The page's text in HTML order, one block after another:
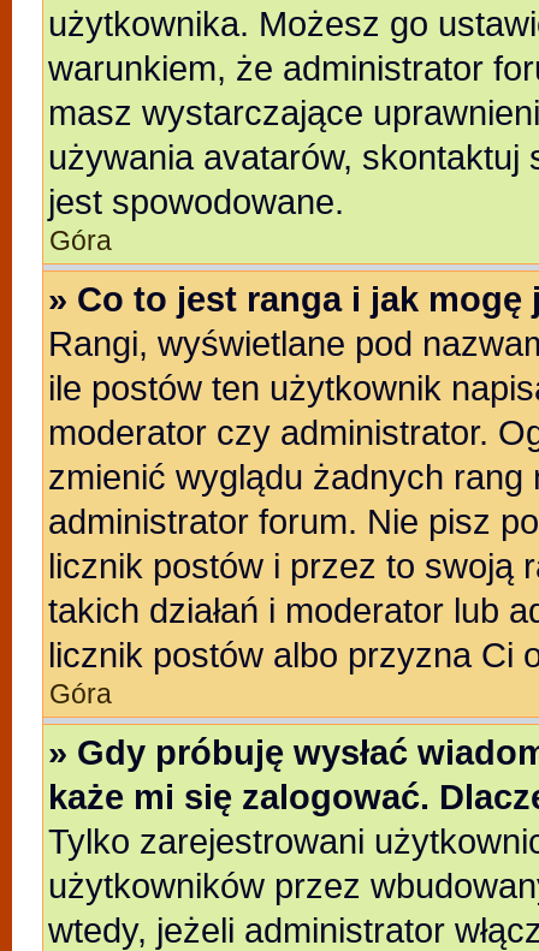
użytkownika. Możesz go
warunkiem, że administrator
masz wystarczające
używania avatarów,
jest spowodowane.
Góra
» Co to jest ranga i jak mogę
Rangi, wyświetlane pod
ile postów ten użytkownik
moderator czy administrator.
zmienić wyglądu żadnych
administrator forum. Nie pisz
licznik postów i przez to swoją
takich działań i moderator lub
licznik postów albo przyzna Ci
Góra
» Gdy próbuję wysłać
każe mi się zalogować.
Tylko zarejestrowani
użytkowników przez
wtedy, jeżeli administrator